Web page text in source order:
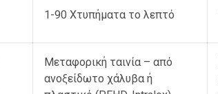
1-90 Χτυπήματα το λεπτό
Μεταφορική ταινία – από
ανοξείδωτο χάλυβα ή